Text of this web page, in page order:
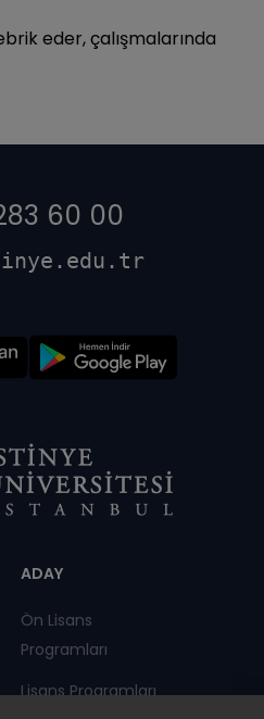
eder, çalışmalarında
60 00
ADAY
Ön Lisans
Programları
Lisans Programları